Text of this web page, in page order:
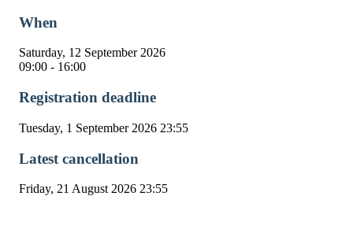
When
Saturday, 12 September 2026
09:00 - 16:00
Registration deadline
Tuesday, 1 September 2026 23:55
Latest cancellation
Friday, 21 August 2026 23:55